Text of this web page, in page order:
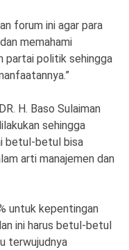
forum ini agar para
memahami
partai politik sehingga
H. Baso Sulaiman
sehingga
betul-betul bisa
arti manajemen dan
untuk kepentingan
ini harus betul-betul
terwujudnya